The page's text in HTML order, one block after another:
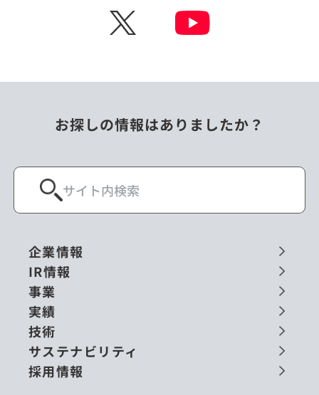
X
お探しの情報はありましたか？
企業情報
IR情報
事業
実績
技術
サステナビリティ
採用情報